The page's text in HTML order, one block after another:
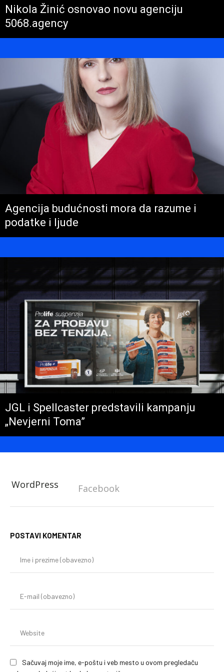
Nikola Žinić osnovao novu agenciju
5068.agency
Agencija budućnosti mora da razume i
podatke i ljude
JGL i Spellcaster predstavili kampanju
„Nevjerni Toma”
WordPress Facebook
POSTAVI KOMENTAR
Sačuvaj moje ime, e-poštu i veb mesto u ovom pregledaču